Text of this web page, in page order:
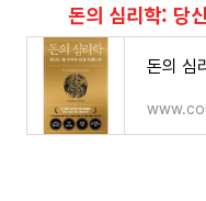
돈의 심리학: 당